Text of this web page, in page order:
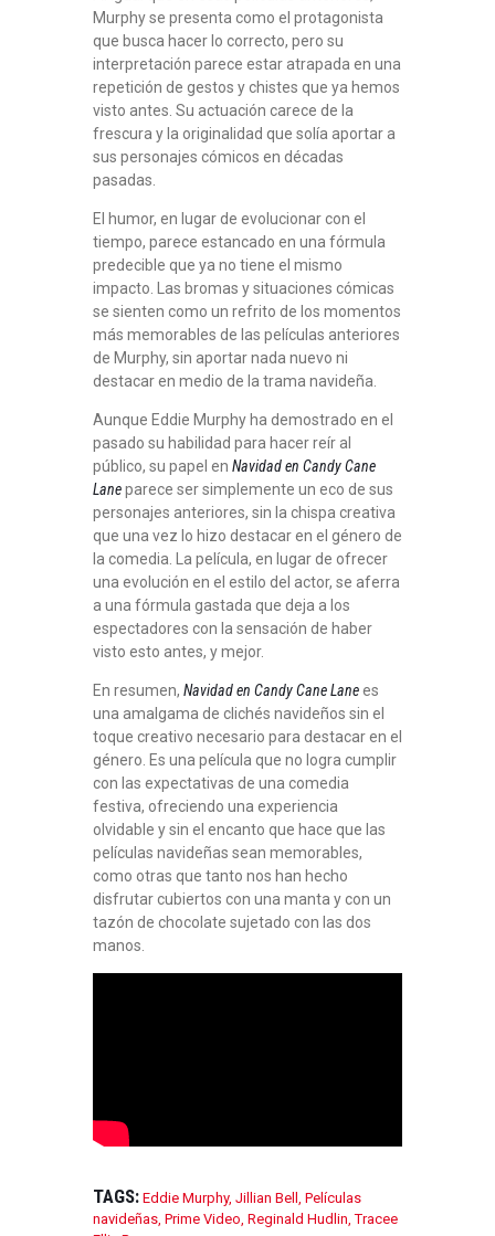
Murphy se presenta como el protagonista
que busca hacer lo correcto, pero su
interpretación parece estar atrapada en una
repetición de gestos y chistes que ya hemos
visto antes. Su actuación carece de la
frescura y la originalidad que solía aportar a
sus personajes cómicos en décadas
pasadas.
El humor, en lugar de evolucionar con el
tiempo, parece estancado en una fórmula
predecible que ya no tiene el mismo
impacto. Las bromas y situaciones cómicas
se sienten como un refrito de los momentos
más memorables de las películas anteriores
de Murphy, sin aportar nada nuevo ni
destacar en medio de la trama navideña.
Aunque Eddie Murphy ha demostrado en el
pasado su habilidad para hacer reír al
público, su papel en Navidad en Candy Cane
Laneparece ser simplemente un eco de sus
personajes anteriores, sin la chispa creativa
que una vez lo hizo destacar en el género de
la comedia. La película, en lugar de ofrecer
una evolución en el estilo del actor, se aferra
a una fórmula gastada que deja a los
espectadores con la sensación de haber
visto esto antes, y mejor.
En resumen, Navidad en Candy Cane Lanees
una amalgama de clichés navideños sin el
toque creativo necesario para destacar en el
género. Es una película que no logra cumplir
con las expectativas de una comedia
festiva, ofreciendo una experiencia
olvidable y sin el encanto que hace que las
películas navideñas sean memorables,
como otras que tanto nos han hecho
disfrutar cubiertos con una manta y con un
tazón de chocolate sujetado con las dos
manos.
TAGS: Eddie Murphy, Jillian Bell , Películas
navideñas, Prime Video, Reginald Hudlin,Tracee